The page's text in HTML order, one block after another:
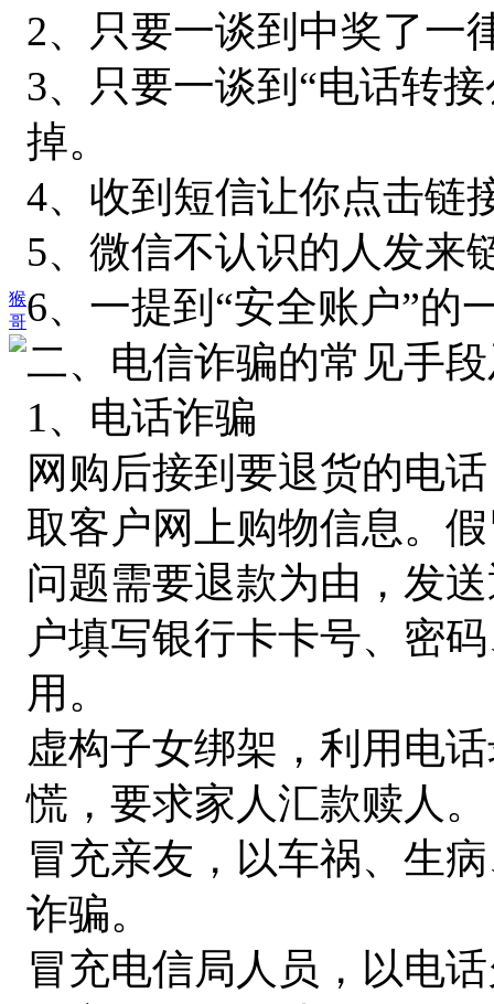
猴
哥
2、只要一谈到中奖了一
3、只要一谈到“电话转
掉。
4、收到短信让你点击链
5、微信不认识的人发来
6、一提到“安全账户”的
二、电信诈骗的常见手
1、电话诈骗
网购后接到要退货的电
取客户网上购物信息。
问题需要退款为由，发
户填写银行卡卡号、密
用。
虚构子女绑架，利用电
慌，要求家人汇款赎人。
冒充亲友，以车祸、生
诈骗。
冒充电信局人员，以电